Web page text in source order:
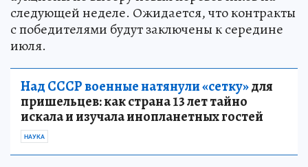
следующей неделе. Ожидается, что контракты
с победителями будут заключены к середине
июля.
Над СССР военные натянули «сетку»для
пришельцев: как страна 13 лет тайно
искала и изучала инопланетных гостей
НАУКА